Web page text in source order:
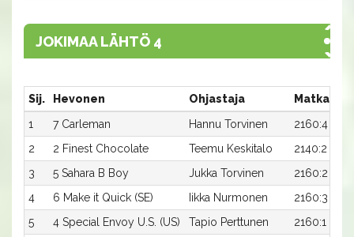
JOKIMAA LÄHTÖ 4
Sij. Hevonen Ohjastaja
1
7 Carleman Hannu Torvinen
2160:4
2
2 Finest Chocolate Teemu Keskitalo
2140:2
3
5 Sahara B Boy Jukka Torvinen
2160:2
4
6 Make it Quick (SE) Iikka Nurmonen
2160:3
5
4 Special Envoy U.S. (US) Tapio Perttunen
2160:1